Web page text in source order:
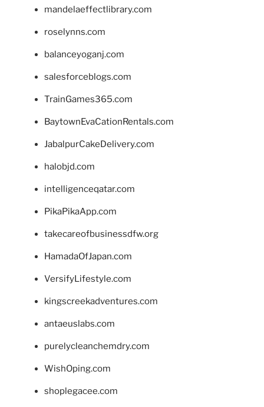
mandelaeffectlibrary.com
roselynns.com
balanceyoganj.com
salesforceblogs.com
TrainGames365.com
BaytownEvaCationRentals.com
JabalpurCakeDelivery.com
halobjd.com
intelligenceqatar.com
PikaPikaApp.com
takecareofbusinessdfw.org
HamadaOfJapan.com
VersifyLifestyle.com
kingscreekadventures.com
antaeuslabs.com
purelycleanchemdry.com
WishOping.com
shoplegacee.com